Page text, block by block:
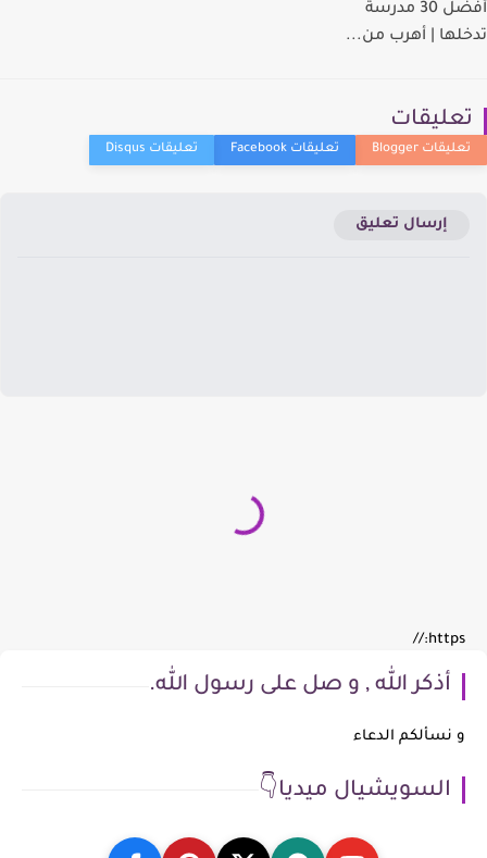
أفضل 30 مدرسة
| أهرب من...
إرسال تعليق
https://
أذكر الله , و صل على رسول الله.
و نسألكم الدعاء
السويشيال ميديا👇